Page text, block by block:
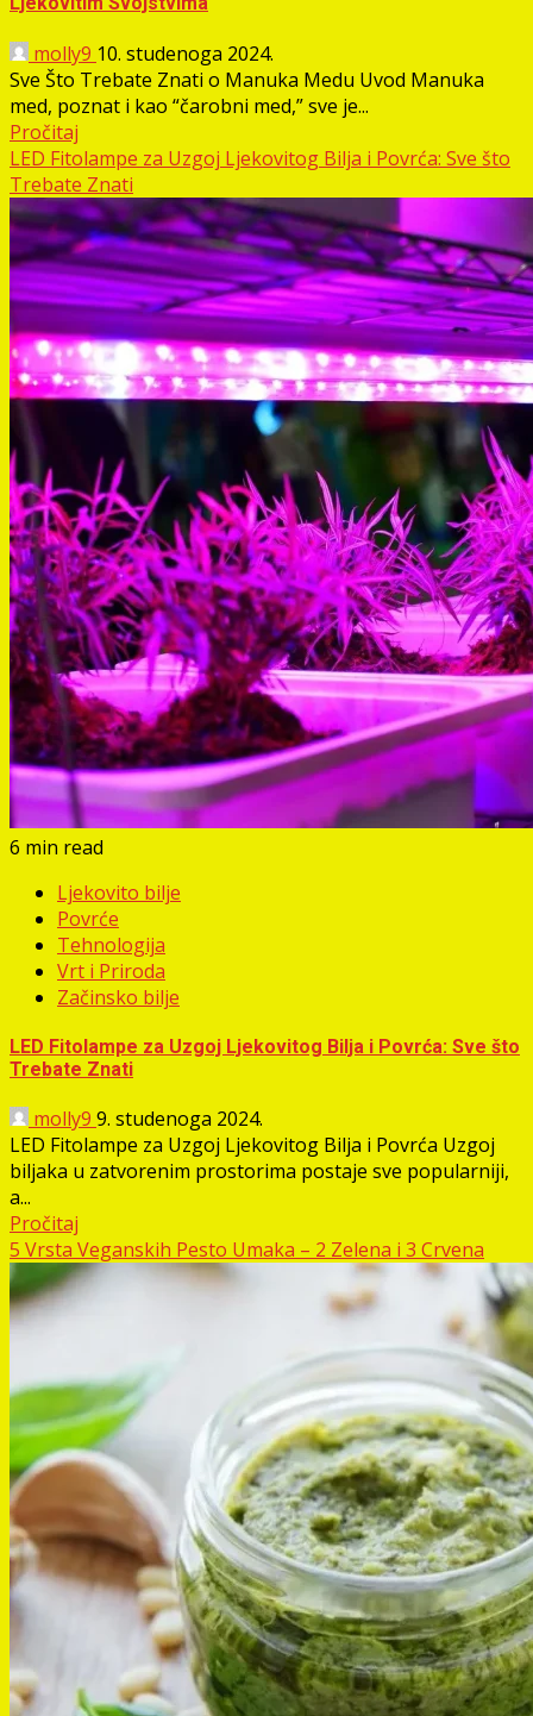
molly9 10. studenoga 2024.
Sve Što Trebate Znati o Manuka Medu Uvod Manuka
med, poznat i kao “čarobni med,” sve je...
Pročitaj
LED Fitolampe za Uzgoj Ljekovitog Bilja i Povrća: Sve što
Trebate Znati
6 min read
Ljekovito bilje
Povrće
Tehnologija
Vrt i Priroda
Začinsko bilje
LED Fitolampe za Uzgoj Ljekovitog Bilja i Povrća: Sve što
Trebate Znati
molly9 9. studenoga 2024.
LED Fitolampe za Uzgoj Ljekovitog Bilja i Povrća Uzgoj
biljaka u zatvorenim prostorima postaje sve popularniji,
a...
Pročitaj
5 Vrsta Veganskih Pesto Umaka – 2 Zelena i 3 Crvena